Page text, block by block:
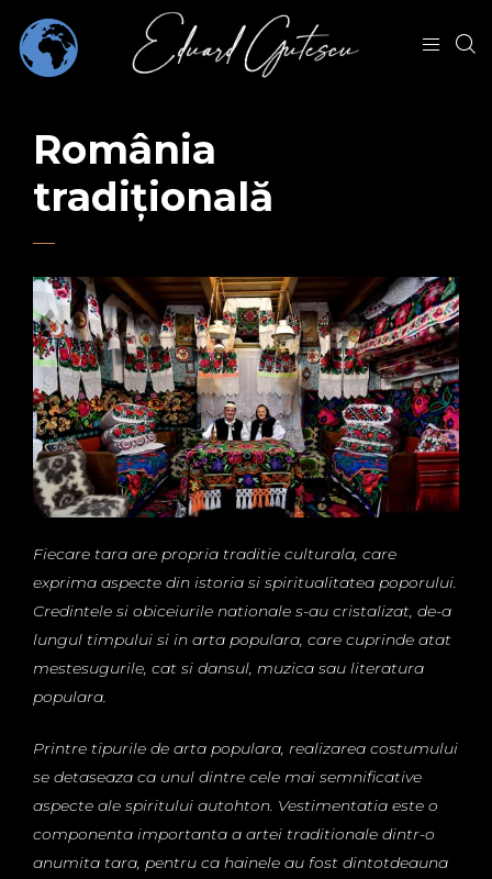
România
tradițională
Fiecare tara are propria traditie culturala, care
exprima aspecte din istoria si spiritualitatea poporului.
Credintele si obiceiurile nationale s-au cristalizat, de-a
lungul timpului si in arta populara, care cuprinde atat
mestesugurile, cat si dansul, muzica sau literatura
populara.
Printre tipurile de arta populara, realizarea costumului
se detaseaza ca unul dintre cele mai semnificative
aspecte ale spiritului autohton. Vestimentatia este o
componenta importanta a artei traditionale dintr-o
anumita tara, pentru ca hainele au fost dintotdeauna